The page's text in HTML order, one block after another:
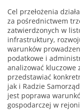
Cel przełożenia
za pośrednictwem
zatwierdzonych w
infrastruktury,
warunków
podatkowe i
analizować kluczowe
przedstawiać
jak i Radzie
jest poprawa
gospodarczej w